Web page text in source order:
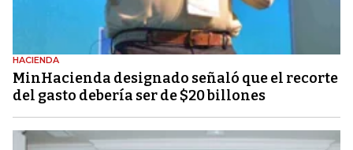
HACIENDA
MinHacienda designado señaló que el recorte
del gasto debería ser de $20 billones